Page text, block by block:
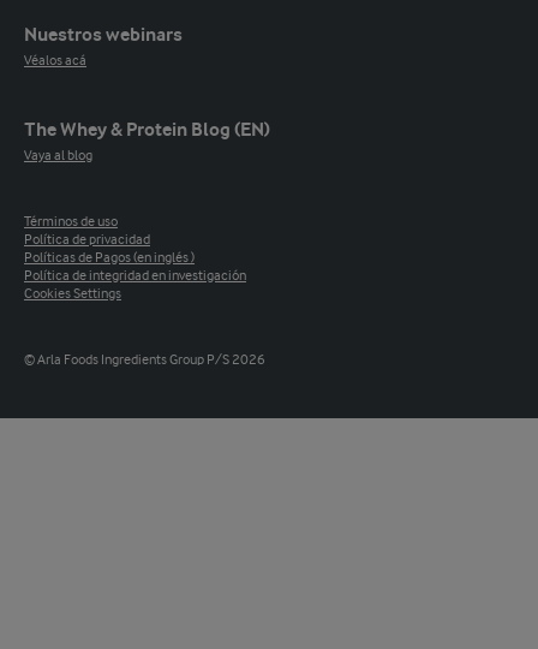
Nuestros webinars
Véalos acá
The Whey & Protein Blog (EN)
Vaya al blog
Términos de uso
Política de privacidad
Políticas de Pagos (en inglés )
Política de integridad en investigación
Cookies Settings
© Arla Foods Ingredients Group P/S 2026